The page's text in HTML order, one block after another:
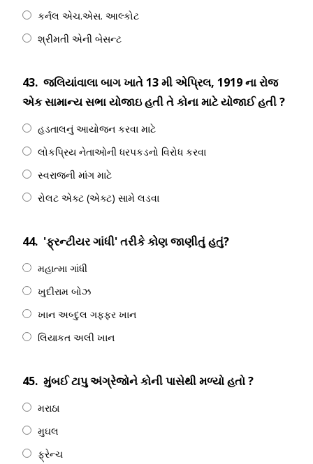
કર્નલ એચ.એસ. આલ્કોટ
શ્રીમતી એની બેસન્ટ
43. જલિયાંવાલા બાગ ખાતે 13 મી એપ્રિલ, 1919 ના રોજ
એક સામાન્ય સભા યોજાઇ હતી તે કોના માટે યોજાઈ હતી ?
હડતાલનું આયોજન કરવા માટે
લોકપ્રિય નેતાઓની ધરપકડનો વિરોધ કરવા
સ્વરાજની માંગ માટે
રોલટ એક્ટ (એક્ટ) સામે લડવા
44. 'ફ્રન્ટીયર ગાંધી' તરીકે કોણ જાણીતું હતું?
મહાત્મા ગાંધી
ખુદીરામ બોઝ
ખાન અબ્દુલ ગફ્ફર ખાન
લિયાકત અલી ખાન
45. મુંબઈ ટાપુ અંગ્રેજોને કોની પાસેથી મળ્યો હતો ?
મરાઠા
મુઘલ
ફ્રેન્ચ